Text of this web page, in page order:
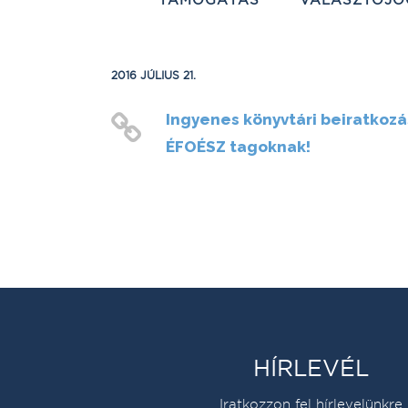
2016 JÚLIUS 21.
Ingyenes könyvtári
ÉFOÉSZ tagoknak!
HÍRLEVÉL
Iratkozzon fel hírlevelünkre